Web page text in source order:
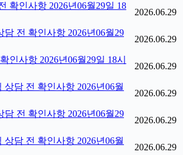
확인사항 2026년06월29일 18
2026.06.29
전 확인사항 2026년06월29
2026.06.29
인사항 2026년06월29일 18시
2026.06.29
담 전 확인사항 2026년06월
2026.06.29
담 전 확인사항 2026년06월29
2026.06.29
담 전 확인사항 2026년06월
2026.06.29